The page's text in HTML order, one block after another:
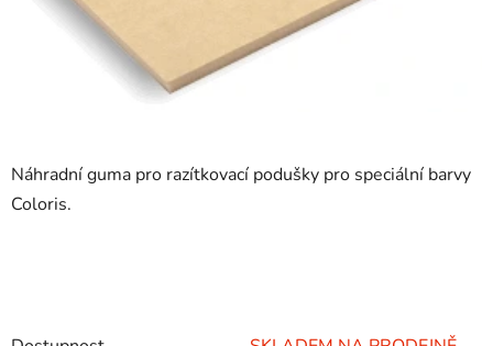
Náhradní guma pro razítkovací podušky pro speciální barvy
Coloris.